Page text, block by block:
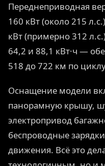
Переднеприводная
160 кВт (около 215
кВт (примерно 312
64,2 и 88,1 кВт·ч —
518 до 722 км по
Оснащение модели
панорамную крышу,
электропривод
беспроводные
движения. Всё это